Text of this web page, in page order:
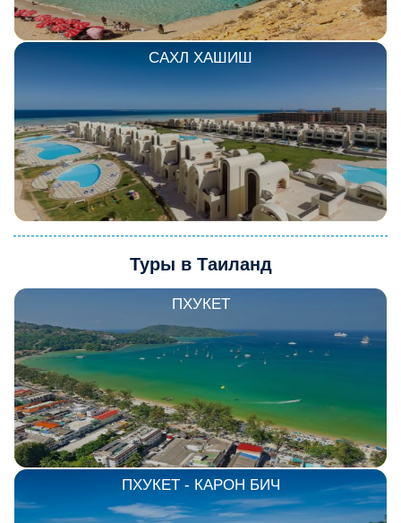
САХЛ ХАШИШ
Туры в Таиланд
ПХУКЕТ
ПХУКЕТ - КАРОН БИЧ